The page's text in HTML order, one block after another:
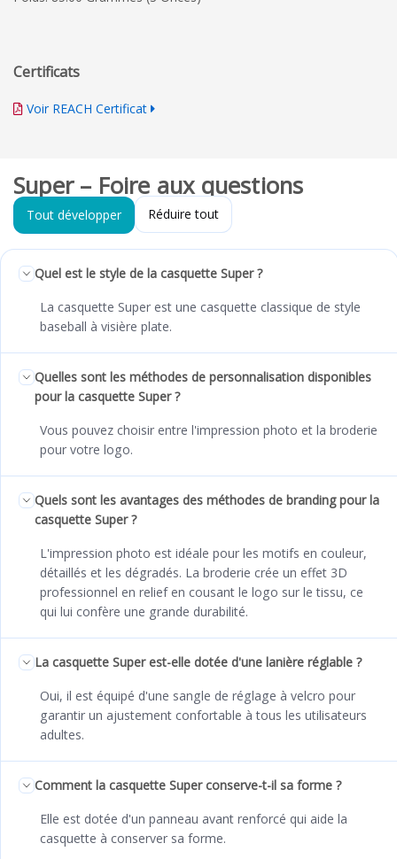
Certificats
Voir REACH Certificat
Super – Foire aux questions
Tout développer Réduire tout
Quel est le style de la casquette Super ?
La casquette Super est une casquette classique de style
baseball à visière plate.
Quelles sont les méthodes de personnalisation disponibles
pour la casquette Super ?
Vous pouvez choisir entre l'impression photo et la broderie
pour votre logo.
Quels sont les avantages des méthodes de branding pour la
casquette Super ?
L'impression photo est idéale pour les motifs en couleur,
détaillés et les dégradés. La broderie crée un effet 3D
professionnel en relief en cousant le logo sur le tissu, ce
qui lui confère une grande durabilité.
La casquette Super est-elle dotée d'une lanière réglable ?
Oui, il est équipé d'une sangle de réglage à velcro pour
garantir un ajustement confortable à tous les utilisateurs
adultes.
Comment la casquette Super conserve-t-il sa forme ?
Elle est dotée d'un panneau avant renforcé qui aide la
casquette à conserver sa forme.